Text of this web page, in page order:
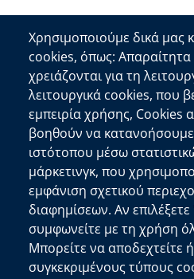
Επικοινωνία
Αποκεντρωμένη Διοίκηση
Πλατεία Κουντουριώτη
Επικοινωνήστε μαζί μας
Χρήσιμοι
Ελληνική Κυβέρνηση
Ευρωπαϊκή Επιτροπή
Πληροφορίες
Χρησιμοποιούμε δικά μας
cookies, όπως:
χρειάζονται για τη
λειτουργικά cookies, που
εμπειρία χρήσης, Cookies
βοηθούν να
ιστότοπου μέσω
μάρκετινγκ, που
εμφάνιση σχετικού
διαφημίσεων. Αν
συμφωνείτε με τη χρήση
Μπορείτε να αποδεχτείτε
συγκεκριμένους τύπους